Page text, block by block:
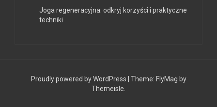
Joga regeneracyjna: odkryj korzyści i praktyczne
techniki
Proudly powered by WordPress Theme: FlyMag by
Themeisle.